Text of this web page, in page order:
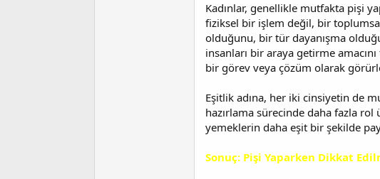
Kadınlar, genellikle mutfakta pişi
fiziksel bir işlem değil, bir toplumsal
olduğunu, bir tür dayanışma
insanları bir araya getirme
bir görev veya çözüm olarak
Eşitlik adına, her iki cinsiyetin de
hazırlama sürecinde daha fazla
yemeklerin daha eşit bir şekilde
Sonuç: Pişi Yaparken Dikkat